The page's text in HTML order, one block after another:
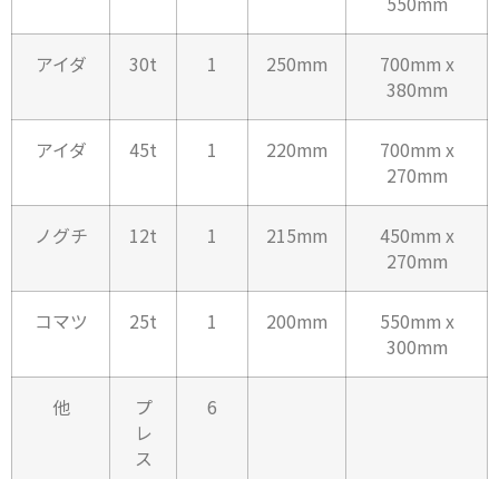
アイダ 30t 1 250mm
700mm x
380mm
アイダ 45t 1 220mm
700mm x
270mm
ノグチ 12t 1 215mm
450mm x
270mm
コマツ 25t 1 200mm
550mm x
300mm
他
プ
レ
ス
6